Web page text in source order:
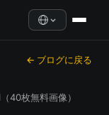
← ブログに戻る
40枚無料画像）